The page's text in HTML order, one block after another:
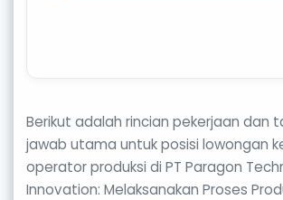
Berikut adalah rincian pekerjaan dan
jawab utama untuk posisi lowongan
operator produksi di PT Paragon
Innovation: Melaksanakan Proses